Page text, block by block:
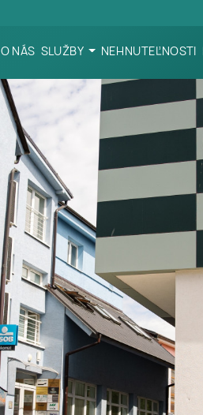
O NÁS SLUŽBY NEHNUTEĽNOSTI